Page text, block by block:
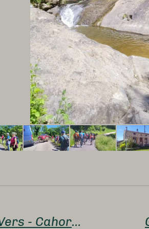
20 mai-Compostelle - Mas de Vers - Cahors - 20km